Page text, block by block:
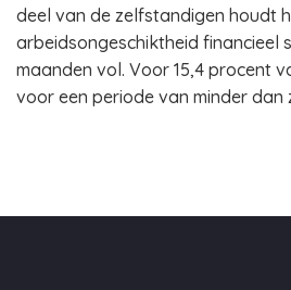
deel van de zelfstandigen houdt
arbeidsongeschiktheid financieel
maanden vol. Voor 15,4 procent
voor een periode van minder dan